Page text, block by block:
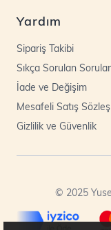
Yardım
Sipariş Takibi
Sıkça Sorulan Sorular
İade ve Değişim
Mesafeli Satış
Gizlilik ve Güvenlik
© 2025